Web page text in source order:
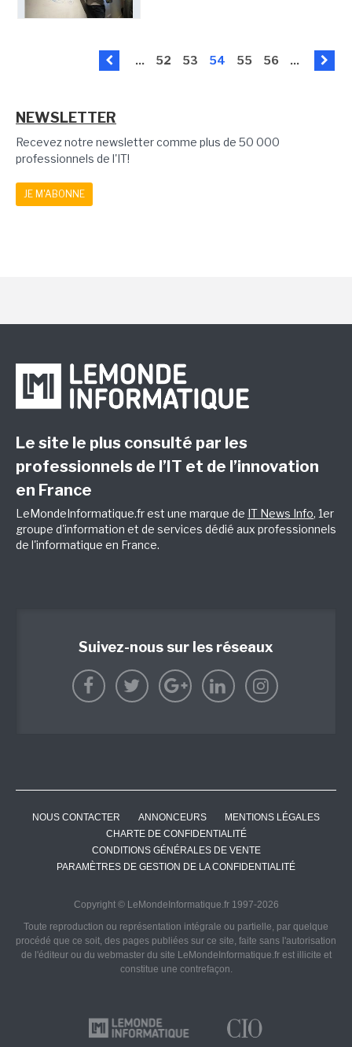
... 52 53 54 55 56 ...
NEWSLETTER
Recevez notre newsletter comme plus de 50 000
professionnels de l'IT!
JE M'ABONNE
Le site le plus consulté par les
professionnels de l’IT et de l’innovation
en France
LeMondeInformatique.fr est une marque de IT News Info, 1er
groupe d'information et de services dédié aux professionnels
de l'informatique en France.
Suivez-nous sur les réseaux
NOUS CONTACTER ANNONCEURS
MENTIONS LÉGALES
CHARTE DE CONFIDENTIALITÉ
CONDITIONS GÉNÉRALES DE VENTE
PARAMÈTRES DE GESTION DE LA CONFIDENTIALITÉ
Copyright © LeMondeInformatique.fr 1997-2026
Toute reproduction ou représentation intégrale ou partielle, par quelque
procédé que ce soit, des pages publiées sur ce site, faite sans l'autorisation
de l'éditeur ou du webmaster du site LeMondeInformatique.fr est illicite et
constitue une contrefaçon.